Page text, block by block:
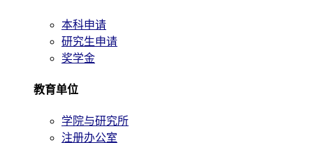
本科申请
研究生申请
奖学金
教育单位
学院与研究所
注册办公室